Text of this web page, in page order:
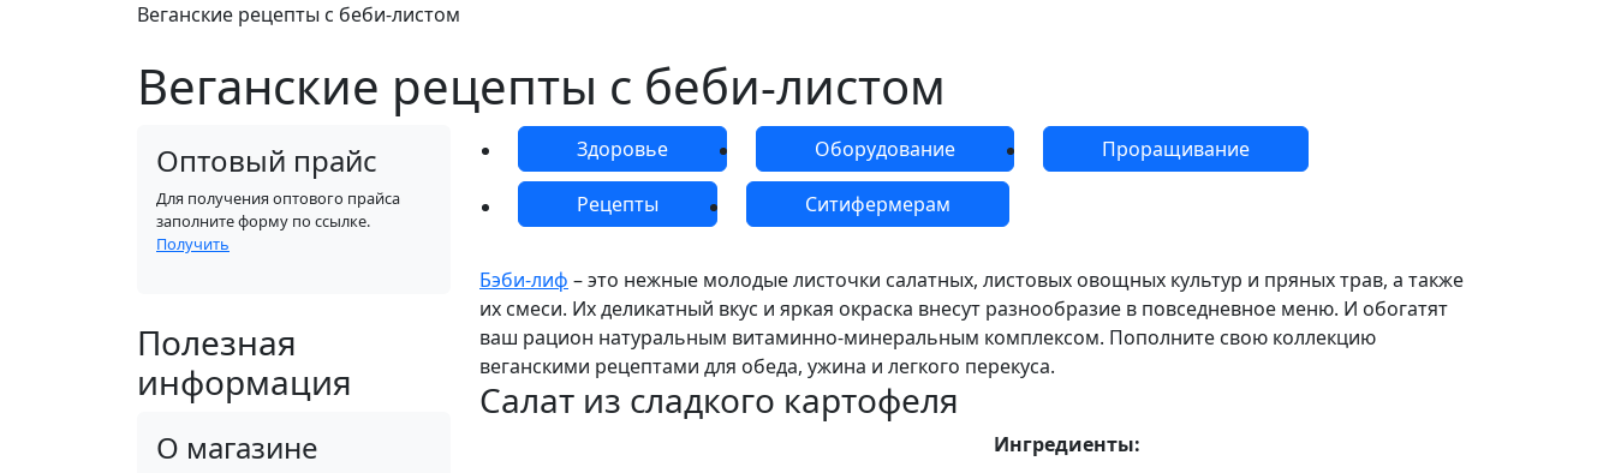
Веганские рецепты с беби-листом
Веганские рецепты с беби-листом
Оптовый прайс
Для получения оптового прайса
заполните форму по ссылке.
Получить
Полезная
информация
О магазине
Здоровье Оборудование Проращивание
Рецепты Ситифермерам
Бэби-лиф – это нежные молодые листочки салатных, листовых овощных культур и пряных трав, а также
их смеси. Их деликатный вкус и яркая окраска внесут разнообразие в повседневное меню. И обогатят
ваш рацион натуральным витаминно-минеральным комплексом. Пополните свою коллекцию
веганскими рецептами для обеда, ужина и легкого перекуса.
Салат из сладкого картофеля
Ингредиенты: